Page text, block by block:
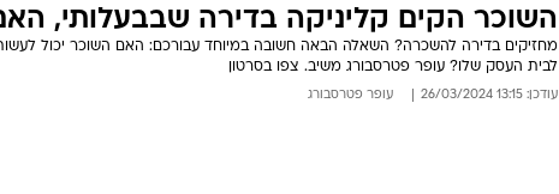
השוכר הקים קליניקה בדירה שבבעלותי,
מחזיקים בדירה להשכרה? השאלה הבאה חשובה במיוחד עבורכם: האם השוכר יכול לעשות
לבית העסק שלו? עופר פטרסבורג משיב. צפו בסרטון
עודכן: 13:15 26/03/2024 עופר פטרסבורג